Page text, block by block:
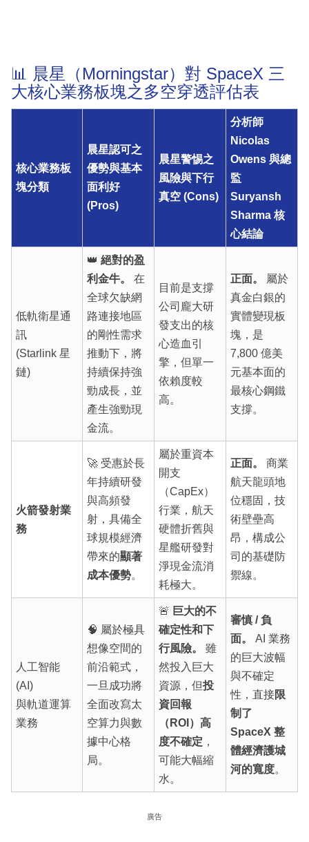
📊 晨星（Morningstar）對 SpaceX 三
大核心業務板塊之多空穿透評估表
核心業務板
塊分類
晨星認可之
優勢與基本
面利好
(Pros)
晨星警惕之
風險與下行
真空 (Cons)
分析師
Nicolas
Owens 與總
監
Suryansh
Sharma 核
心結論
低軌衛星通
訊
(Starlink 星
鏈)
👑 絕對的盈
利金牛。
在
全球欠缺網
路連接地區
的剛性需求
推動下，將
持續保持強
勁成長，並
產生強勁現
金流。
目前是支撐
公司龐大研
發支出的核
心造血引
擎，但單一
依賴度較
高。
正面。
屬於
真金白銀的
實體變現板
塊，是
7,800 億美
元基本面的
最核心鋼鐵
支撐。
火箭發射業
務
🚀 受惠於長
年持續研發
與高頻發
射，具備全
球規模經濟
帶來的顯著
成本優勢。
屬於重資本
開支
（CapEx）
行業，航天
硬體折舊與
星艦研發對
淨現金流消
耗極大。
正面。
商業
航天龍頭地
位穩固，技
術壁壘高
昂，構成公
司的基礎防
禦線。
人工智能
(AI)
與軌道運算
業務
🧠 屬於極具
想像空間的
前沿範式，
一旦成功將
全面改寫太
空算力與數
據中心格
局。
🚨 巨大的不
確定性和下
行風險。
雖
然投入巨大
資源，但投
資回報
（ROI）高
度不確定 ，
可能大幅縮
水。
審慎 / 負
面。
AI 業務
的巨大波幅
與不確定
性，直接限
制了
SpaceX 整
體經濟護城
河的寬度。
廣告